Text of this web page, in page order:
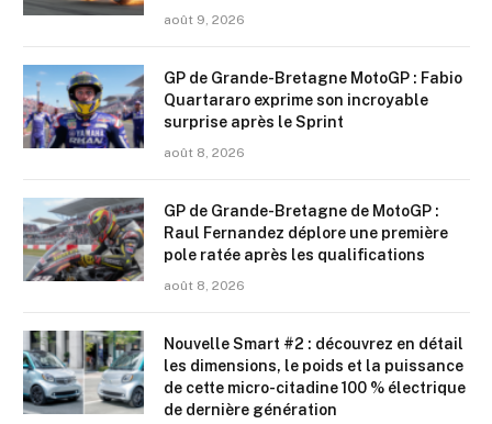
août 9, 2026
GP de Grande-Bretagne MotoGP : Fabio
Quartararo exprime son incroyable
surprise après le Sprint
août 8, 2026
GP de Grande-Bretagne de MotoGP :
Raul Fernandez déplore une première
pole ratée après les qualifications
août 8, 2026
Nouvelle Smart #2 : découvrez en détail
les dimensions, le poids et la puissance
de cette micro-citadine 100 % électrique
de dernière génération